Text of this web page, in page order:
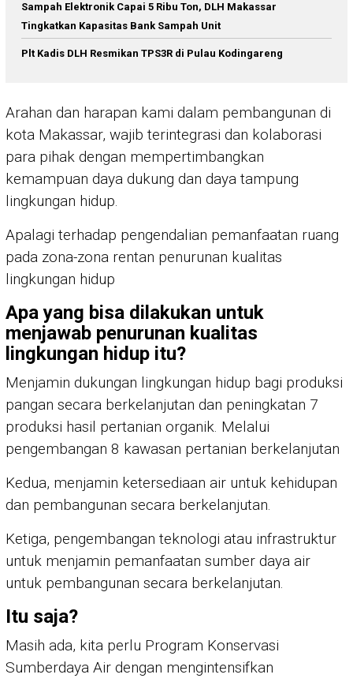
Sampah Elektronik Capai 5 Ribu Ton, DLH Makassar
Tingkatkan Kapasitas Bank Sampah Unit
Plt Kadis DLH Resmikan TPS3R di Pulau Kodingareng
Arahan dan harapan kami dalam pembangunan di
kota Makassar, wajib terintegrasi dan kolaborasi
para pihak dengan mempertimbangkan
kemampuan daya dukung dan daya tampung
lingkungan hidup.
Apalagi terhadap pengendalian pemanfaatan ruang
pada zona-zona rentan penurunan kualitas
lingkungan hidup
Apa yang bisa dilakukan untuk
menjawab penurunan kualitas
lingkungan hidup itu?
Menjamin dukungan lingkungan hidup bagi produksi
pangan secara berkelanjutan dan peningkatan 7
produksi hasil pertanian organik. Melalui
pengembangan 8 kawasan pertanian berkelanjutan
Kedua, menjamin ketersediaan air untuk kehidupan
dan pembangunan secara berkelanjutan.
Ketiga, pengembangan teknologi atau infrastruktur
untuk menjamin pemanfaatan sumber daya air
untuk pembangunan secara berkelanjutan.
Itu saja?
Masih ada, kita perlu Program Konservasi
Sumberdaya Air dengan mengintensifkan